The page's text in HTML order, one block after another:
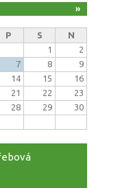
»
P S
N
1
2
7 8
9
14 15
16
21 22
23
28 29
30